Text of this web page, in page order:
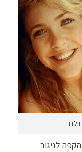
וילדר
לניגוב